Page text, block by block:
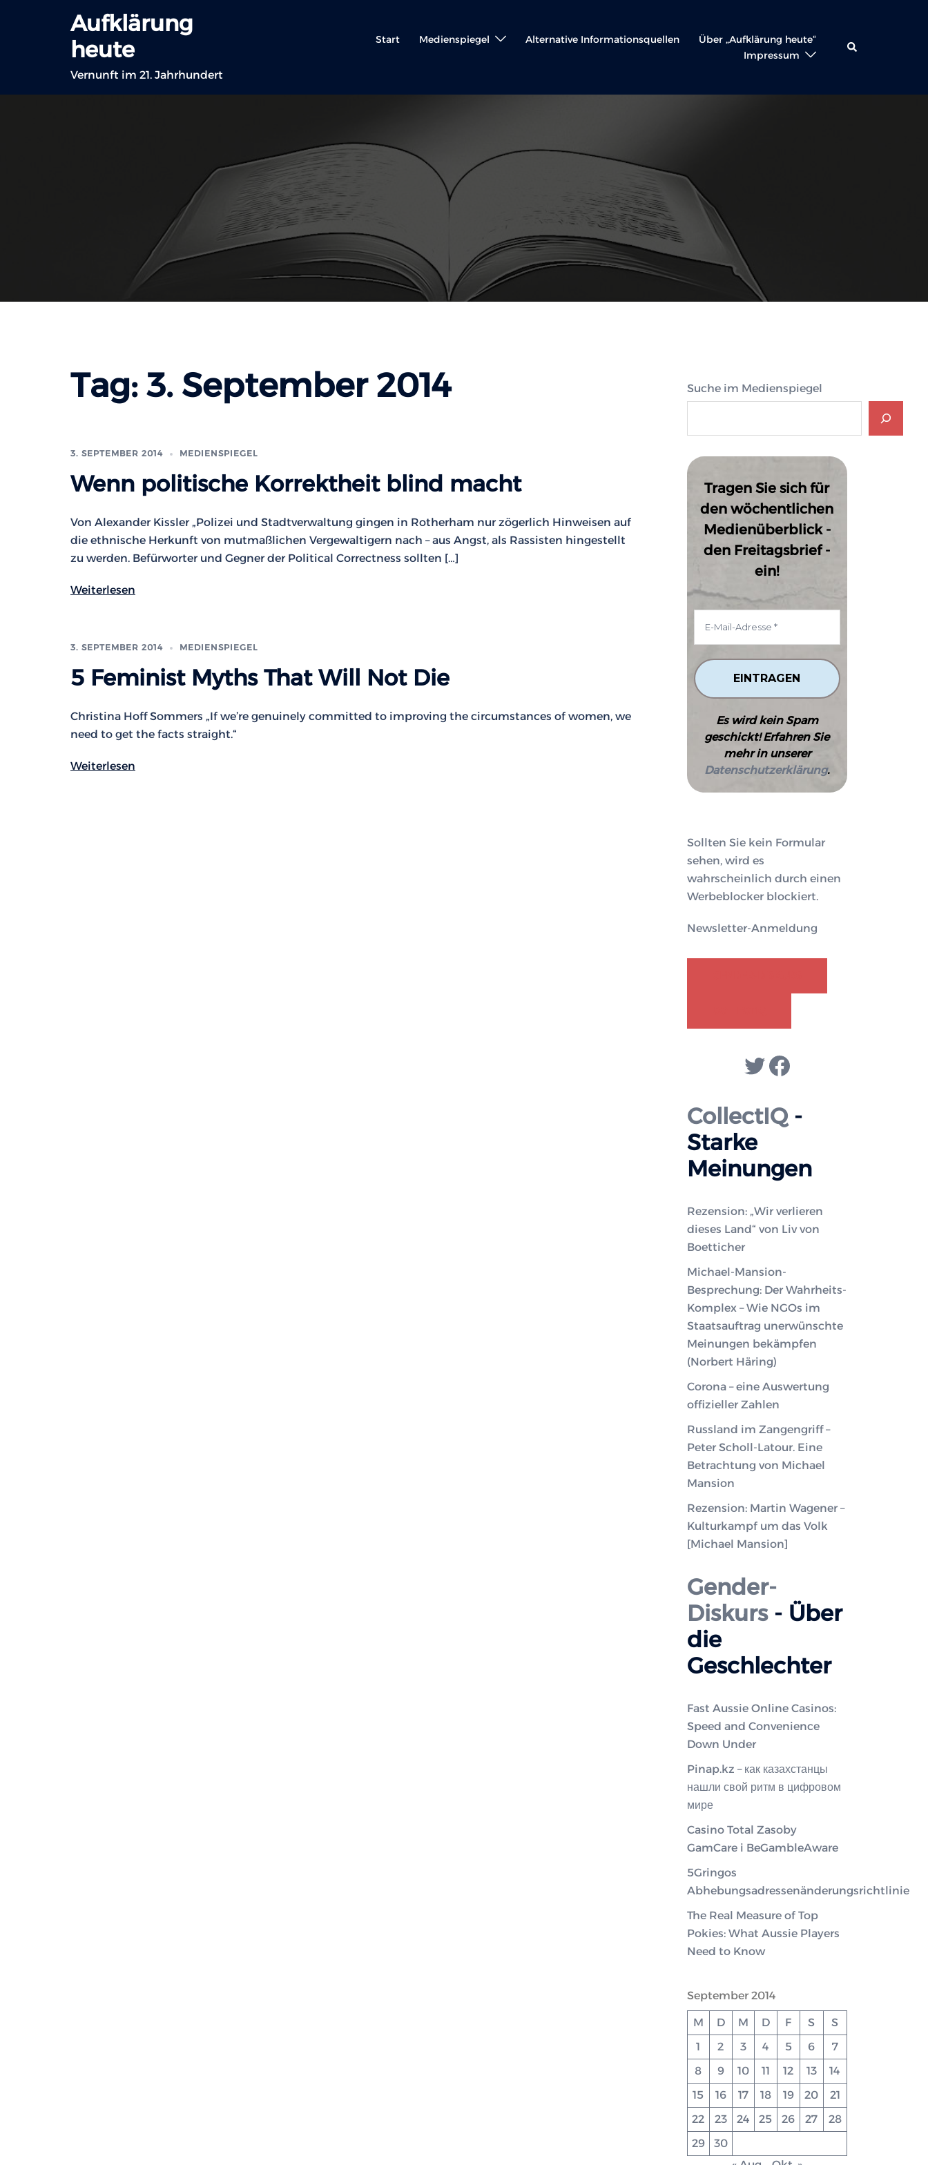
Aufklärung
heute
Vernunft im 21. Jahrhundert
Start Medienspiegel Alternative Informationsquellen
Über „Aufklärung heute“
Impressum
Suche
Tag: 3. September 2014
3. SEPTEMBER 2014 MEDIENSPIEGEL
Wenn politische Korrektheit blind macht
Von Alexander Kissler „Polizei und Stadtverwaltung gingen in Rotherham nur zögerlich Hinweisen auf
die ethnische Herkunft von mutmaßlichen Vergewaltigern nach – aus Angst, als Rassisten hingestellt
zu werden. Befürworter und Gegner der Political Correctness sollten […]
Weiterlesen
3. SEPTEMBER 2014 MEDIENSPIEGEL
5 Feminist Myths That Will Not Die
Christina Hoff Sommers „If we’re genuinely committed to improving the circumstances of women, we
need to get the facts straight.“
Weiterlesen
Suche im Medienspiegel
Tragen Sie sich für
den wöchentlichen
Medienüberblick -
den Freitagsbrief -
ein!
Es wird kein Spam
geschickt! Erfahren Sie
mehr in unserer
Datenschutzerklärung.
Sollten Sie kein Formular
sehen, wird es
wahrscheinlich durch einen
Werbeblocker blockiert.
Newsletter-Anmeldung
Twitter
Facebook
CollectIQ-
Starke
Meinungen
Rezension: „Wir verlieren
dieses Land“ von Liv von
Boetticher
Michael-Mansion-
Besprechung: Der Wahrheits-
Komplex – Wie NGOs im
Staatsauftrag unerwünschte
Meinungen bekämpfen
(Norbert Häring)
Corona – eine Auswertung
offizieller Zahlen
Russland im Zangengriff –
Peter Scholl-Latour. Eine
Betrachtung von Michael
Mansion
Rezension: Martin Wagener –
Kulturkampf um das Volk
[Michael Mansion]
Gender-
Diskurs- Über
die
Geschlechter
Fast Aussie Online Casinos:
Speed and Convenience
Down Under
Pinap.kz – как казахстанцы
нашли свой ритм в цифровом
мире
Casino Total Zasoby
GamCare i BeGambleAware
5Gringos
Abhebungsadressenänderungsrichtlinie
The Real Measure of Top
Pokies: What Aussie Players
Need to Know
September 2014
M D M D F S
S
1
2 3 4 5 6
7
8
9 10 11 12 13
14
15
16 17 18 19 20
21
22
23 24 25 26 27
28
29
30